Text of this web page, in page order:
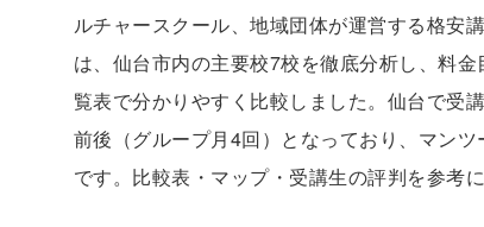
ルチャースクール、地域団体が運営する格安
は、仙台市内の主要校7校を徹底分析し、料
覧表で分かりやすく比較しました。仙台で受
前後（グループ月4回）となっており、マン
です。比較表・マップ・受講生の評判を参考